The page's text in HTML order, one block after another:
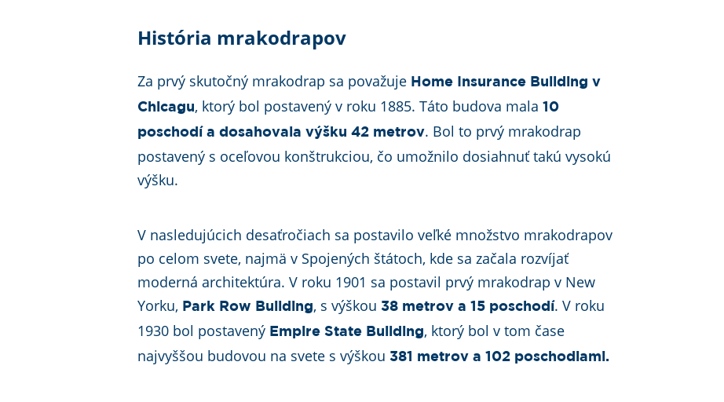
História mrakodrapov
Za prvý skutočný mrakodrap sa považuje Home Insurance Building v
Chicagu, ktorý bol postavený v roku 1885. Táto budova mala10
poschodí a dosahovala výšku 42 metrov. Bol to prvý mrakodrap
postavený s oceľovou konštrukciou, čo umožnilo dosiahnuť takú vysokú
výšku.
V nasledujúcich desaťročiach sa postavilo veľké množstvo mrakodrapov
po celom svete, najmä v Spojených štátoch, kde sa začala rozvíjať
moderná architektúra. V roku 1901 sa postavil prvý mrakodrap v New
Yorku,
Park Row Building, s výškou38 metrov a 15 poschodí. V roku
1930 bol postavený Empire State Building, ktorý bol v tom čase
najvyššou budovou na svete s výškou381 metrov a 102 poschodiami.